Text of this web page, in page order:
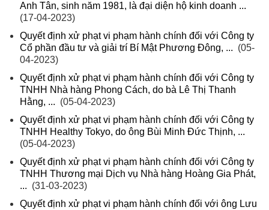
Anh Tân, sinh năm 1981, là đại diện hộ kinh doanh ...
(17-04-2023)
Quyết định xử phạt vi phạm hành chính đối với Công ty
Cổ phần đầu tư và giải trí Bí Mật Phương Đông, ... (05-
04-2023)
Quyết định xử phạt vi phạm hành chính đối với Công ty
TNHH Nhà hàng Phong Cách, do bà Lê Thị Thanh
Hằng, ... (05-04-2023)
Quyết định xử phạt vi phạm hành chính đối với Công ty
TNHH Healthy Tokyo, do ông Bùi Minh Đức Thịnh, ...
(05-04-2023)
Quyết định xử phạt vi phạm hành chính đối với Công ty
TNHH Thương mại Dịch vụ Nhà hàng Hoàng Gia Phát,
... (31-03-2023)
Quyết định xử phạt vi phạm hành chính đối với ông Lưu